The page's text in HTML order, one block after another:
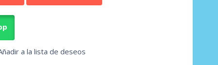
a la lista de deseos